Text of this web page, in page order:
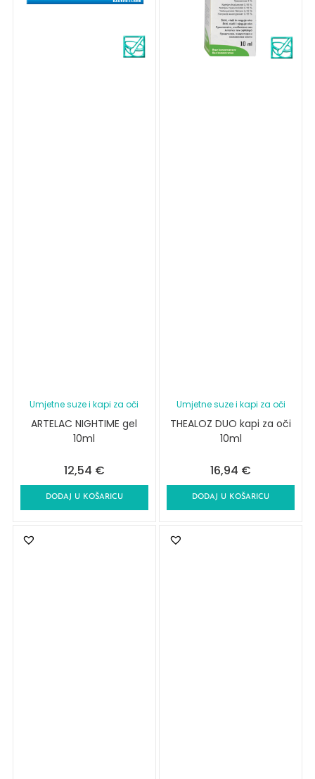
Umjetne suze i kapi za oči
ARTELAC NIGHTIME gel
10ml
12,54 €
DODAJ U KOŠARICU
Umjetne suze i kapi za oči
THEALOZ DUO kapi za oči
10ml
16,94 €
DODAJ U KOŠARICU